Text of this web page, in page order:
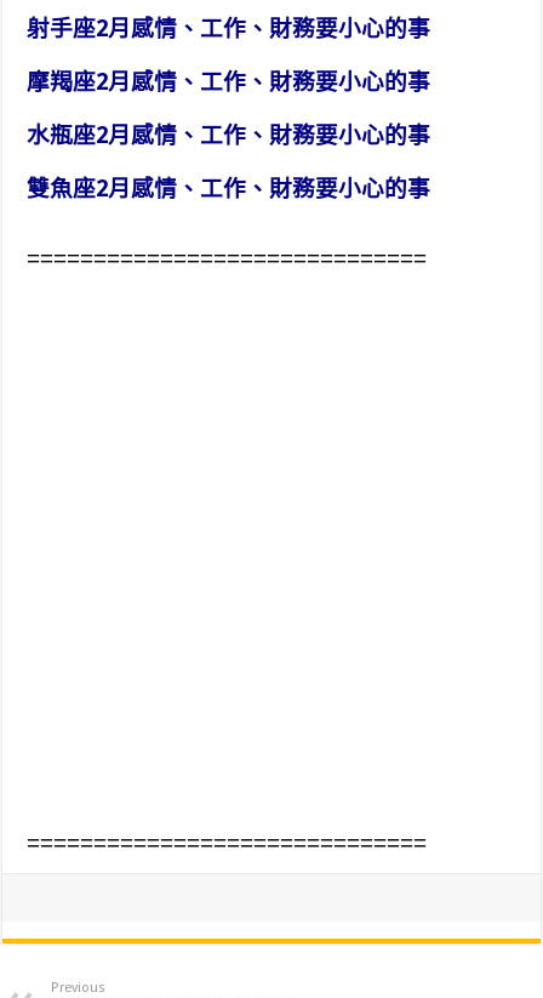
射手座2月感情、工作、財務要小心的事
摩羯座2月感情、工作、財務要小心的事
水瓶座2月感情、工作、財務要小心的事
雙魚座2月感情、工作、財務要小心的事
==============================
==============================
Previous